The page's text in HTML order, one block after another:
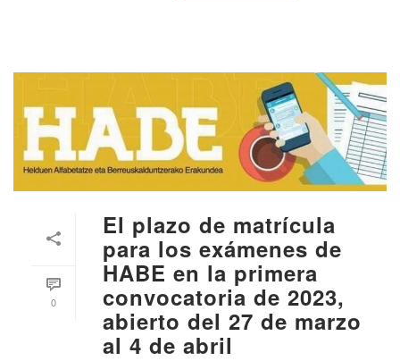
0
El plazo de matrícula
para los exámenes de
HABE en la primera
convocatoria de 2023,
abierto del 27 de marzo
al 4 de abril